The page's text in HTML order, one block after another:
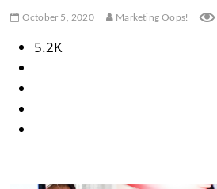
October 5, 2020 Marketing Oops!
5.2K